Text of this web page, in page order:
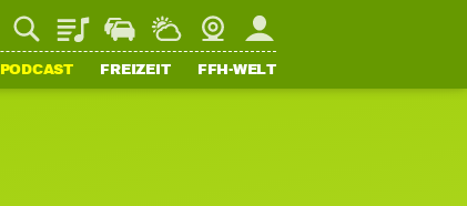
PlaylistStaupilotWetterWebcamMein FFH
PODCAST FREIZEIT FFH-WELT